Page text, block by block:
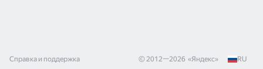
Справка и поддержка © 2012—2026 «Яндекс» RU